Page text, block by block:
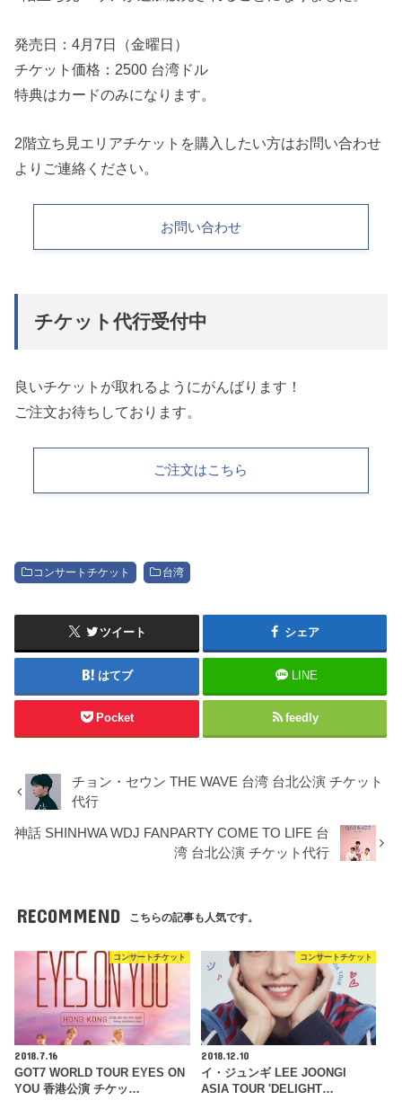
発売日：4月7日（金曜日）
チケット価格：2500 台湾ドル
特典はカードのみになります。
2階立ち見エリアチケットを購入したい方はお問い合わせ
よりご連絡ください。
お問い合わせ
チケット代行受付中
良いチケットが取れるようにがんばります！
ご注文お待ちしております。
ご注文はこちら
コンサートチケット 台湾
ツイート シェア
はてブ LINE
Pocket feedly
チョン・セウン THE WAVE 台湾 台北公演 チケット
代行
神話 SHINHWA WDJ FANPARTY COME TO LIFE 台
湾 台北公演 チケット代行
RECOMMEND こちらの記事も人気です。
コンサートチケット
2018.7.16
GOT7 WORLD TOUR EYES ON
YOU 香港公演 チケッ…
コンサートチケット
2018.12.10
イ・ジュンギ LEE JOONGI
ASIA TOUR 'DELIGHT…